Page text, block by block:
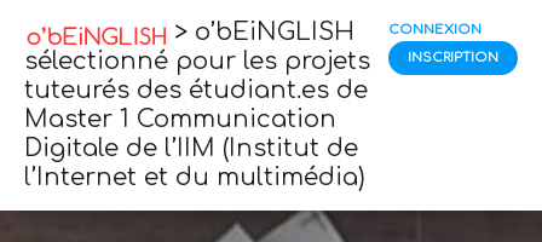
> o’bEiNGLISH
sélectionné pour les projets
tuteurés des étudiant.es de
Master 1 Communication
Digitale de l’IIM (Institut de
l’Internet et du multimédia)
CONNEXION
INSCRIPTION